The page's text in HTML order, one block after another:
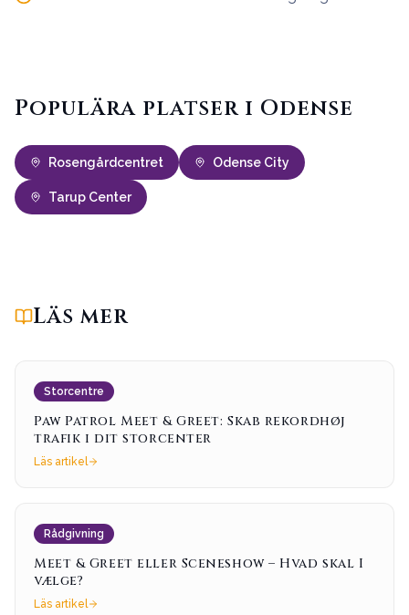
Populära platser i Odense
Rosengårdcentret Odense City
Tarup Center
Läs mer
Storcentre
Paw Patrol Meet & Greet: Skab rekordhøj
trafik i dit storcenter
Läs artikel
Rådgivning
Meet & Greet eller Sceneshow – Hvad skal I
vælge?
Läs artikel